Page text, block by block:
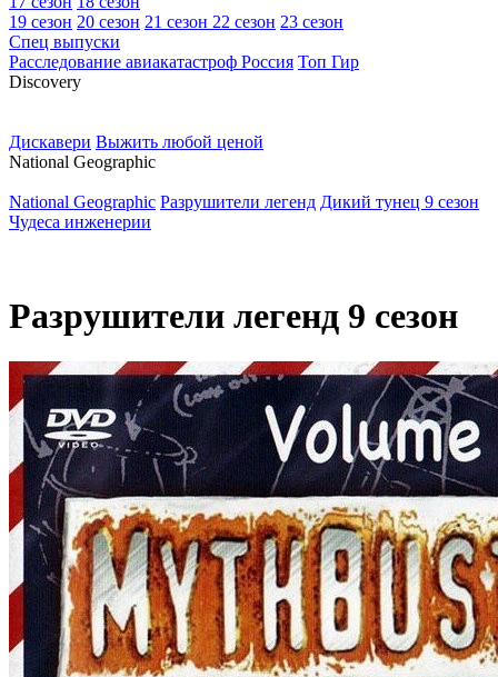
19 сезон 20 сезон 21 сезон 22 сезон 23 сезон
Спец выпуски
Расследование авиакатастроф Россия Топ Гир
Discovery
Дискавери Выжить любой ценой
National Geographic
National Geographic Разрушители легенд Дикий тунец 9 сезон
Чудеса инженерии
Разрушители легенд 9 сезон